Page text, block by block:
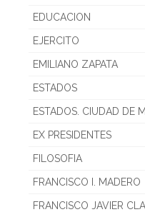
EDUCACION
EJERCITO
EMILIANO ZAPATA
ESTADOS
ESTADOS. CIUDAD DE
EX PRESIDENTES
FILOSOFIA
FRANCISCO I. MADERO
FRANCISCO JAVIER